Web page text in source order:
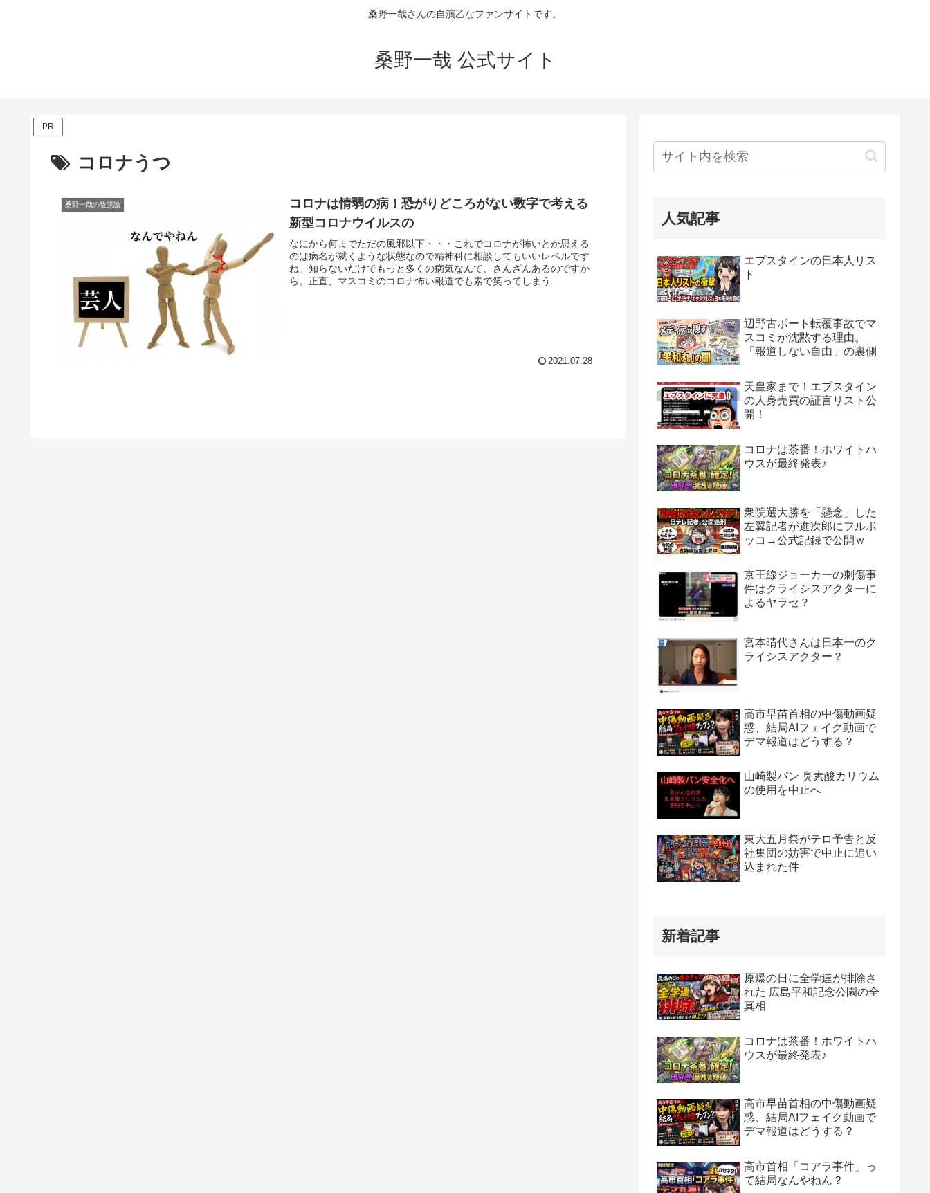
桑野一哉さんの自演乙なファンサイトです。
桑野一哉 公式サイト
PR
コロナうつ
桑野一哉の陰謀論
コロナは情弱の病！恐がりどころがない数字で考える
新型コロナウイルスの
なにから何までただの風邪以下・・・これでコロナが怖いとか思える
のは病名が就くような状態なので精神科に相談してもいいレベルです
ね。知らないだけでもっと多くの病気なんて、さんざんあるのですか
ら。正直、マスコミのコロナ怖い報道でも素で笑ってしまう...
2021.07.28
人気記事
エプスタインの日本人リス
ト
辺野古ボート転覆事故でマ
スコミが沈黙する理由。
「報道しない自由」の裏側
天皇家まで！エプスタイン
の人身売買の証言リスト公
開！
コロナは茶番！ホワイトハ
ウスが最終発表♪
衆院選大勝を「懸念」した
左翼記者が進次郎にフルボ
ッコ→公式記録で公開ｗ
京王線ジョーカーの刺傷事
件はクライシスアクターに
よるヤラセ？
宮本晴代さんは日本一のク
ライシスアクター？
高市早苗首相の中傷動画疑
惑、結局AIフェイク動画で
デマ報道はどうする？
山崎製パン 臭素酸カリウム
の使用を中止へ
東大五月祭がテロ予告と反
社集団の妨害で中止に追い
込まれた件
新着記事
原爆の日に全学連が排除さ
れた 広島平和記念公園の全
真相
コロナは茶番！ホワイトハ
ウスが最終発表♪
高市早苗首相の中傷動画疑
惑、結局AIフェイク動画で
デマ報道はどうする？
高市首相「コアラ事件」っ
て結局なんやねん？